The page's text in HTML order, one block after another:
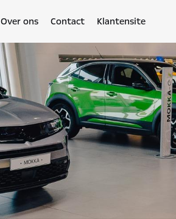
Over ons Contact Klantensite